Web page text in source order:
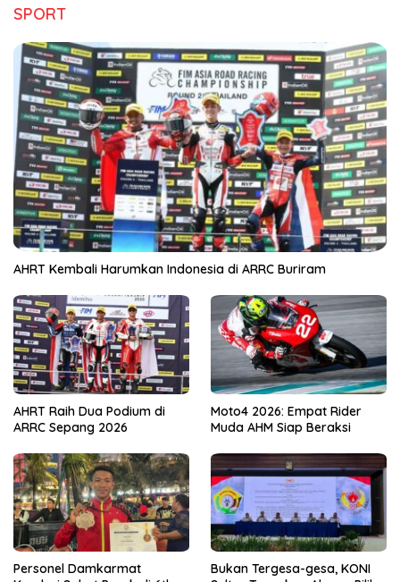
SPORT
AHRT Kembali Harumkan Indonesia di ARRC Buriram
AHRT Raih Dua Podium di
ARRC Sepang 2026
Moto4 2026: Empat Rider
Muda AHM Siap Beraksi
Personel Damkarmat
Bukan Tergesa-gesa, KONI